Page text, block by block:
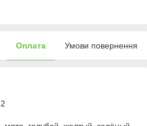
Оплата Умови повернення